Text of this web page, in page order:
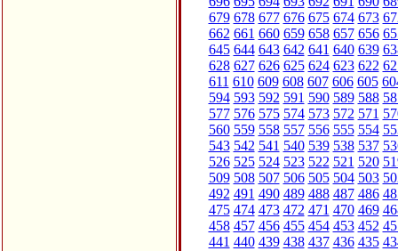
679 678 677 676 675 674 673
662 661 660 659 658 657 656
645 644 643 642 641 640 639
628 627 626 625 624 623 622
611 610 609 608 607 606 605
594 593 592 591 590 589 588
577 576 575 574 573 572 571
560 559 558 557 556 555 554
543 542 541 540 539 538 537
526 525 524 523 522 521 520
509 508 507 506 505 504 503
492 491 490 489 488 487 486
475 474 473 472 471 470 469
458 457 456 455 454 453 452
441 440 439 438 437 436 435